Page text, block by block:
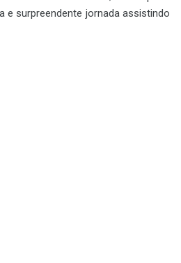
e surpreendente jornada assistindo